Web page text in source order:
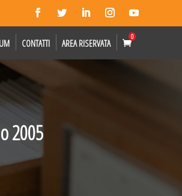
CONTATTI AREA RISERVATA
0
2005